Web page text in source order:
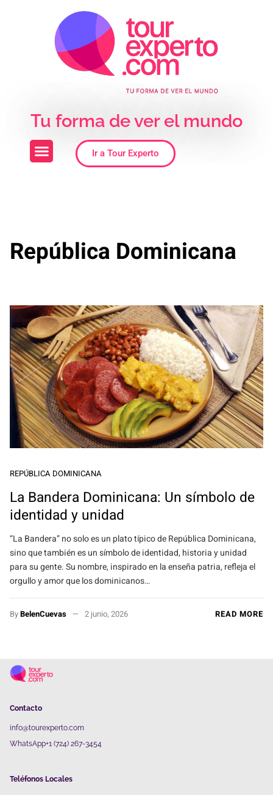
Tu forma de ver el mundo
Ir a Tour Experto
República Dominicana
REPÚBLICA DOMINICANA
La Bandera Dominicana: Un símbolo de
identidad y unidad
“La Bandera” no solo es un plato típico de República Dominicana,
sino que también es un símbolo de identidad, historia y unidad
para su gente. Su nombre, inspirado en la enseña patria, refleja el
orgullo y amor que los dominicanos…
ByBelenCuevas 2 junio, 2026 READ MORE
Contacto
info@tourexperto.com
WhatsApp+1 (724) 267-3454
Teléfonos Locales